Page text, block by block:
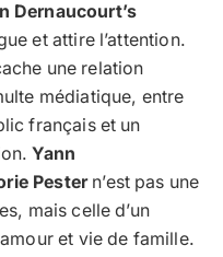
Dernaucourt’s
et attire l’attention.
une relation
médiatique, entre
français et un
Yann
Pestern’est pas une
mais celle d’un
et vie de famille.